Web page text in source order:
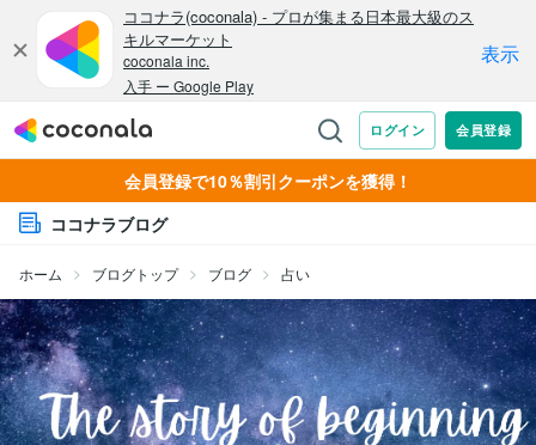
会員登録で10％割引クーポンを獲得！
ココナラブログ
ホーム ブログトップ ブログ 占い